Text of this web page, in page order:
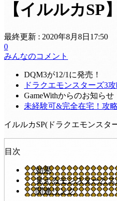
【イルルカ
最終更新 : 2020年8月8日17:50
0
みんなのコメント
DQM3が12/1に発売！
ドラクエモンスターズ3
GameWithからのお知らせ
未経験可&完全在宅！攻
イルルカSP(ドラクエモンスタ
目次
効果
覚えるモンスターと
関連リンク